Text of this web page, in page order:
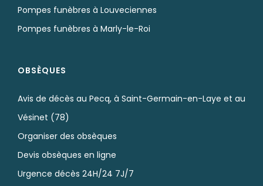
Pompes funèbres à Louveciennes
Pompes funèbres à Marly-le-Roi
OBSÈQUES
Avis de décès au Pecq, à Saint-Germain-en-Laye et au
Vésinet (78)
Organiser des obsèques
Devis obsèques en ligne
Urgence décès 24H/24 7J/7